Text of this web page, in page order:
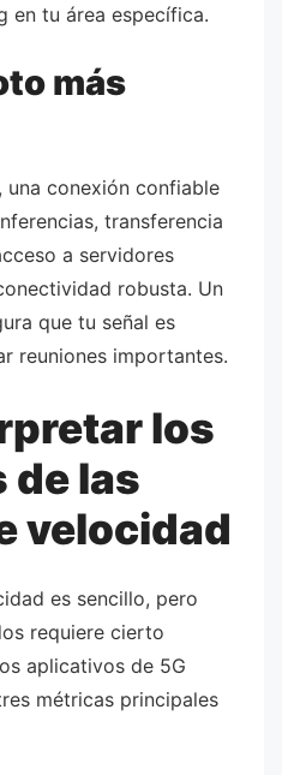
en tu área específica.
más
una conexión confiable
transferencia
a servidores
robusta. Un
que tu señal es
reuniones importantes.
los
de las
velocidad
es sencillo, pero
requiere cierto
aplicativos de 5G
métricas principales